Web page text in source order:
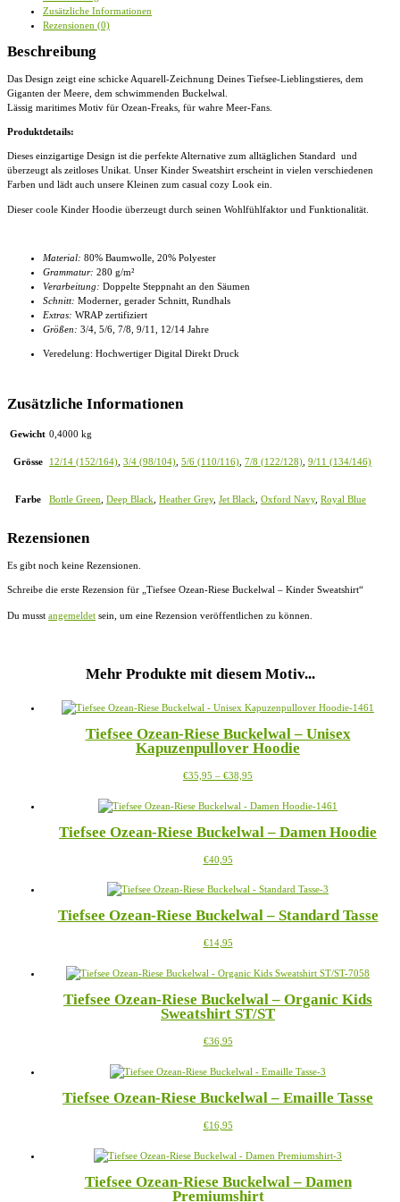
Sweatshirt
Zusätzliche Informationen
Rezensionen (0)
Beschreibung
Das Design zeigt eine schicke Aquarell-Zeichnung Deines Tiefsee-Lieblingstieres, dem
Giganten der Meere, dem schwimmenden Buckelwal.
Lässig maritimes Motiv für Ozean-Freaks, für wahre Meer-Fans.
Produktdetails:
Dieses einzigartige Design ist die perfekte Alternative zum alltäglichen Standard und
überzeugt als zeitloses Unikat. Unser Kinder Sweatshirt erscheint in vielen verschiedenen
Farben und lädt auch unsere Kleinen zum casual cozy Look ein.
Dieser coole Kinder Hoodie überzeugt durch seinen Wohlfühlfaktor und Funktionalität.
Material: 80% Baumwolle, 20% Polyester
Grammatur: 280 g/m²
Verarbeitung: Doppelte Steppnaht an den Säumen
Schnitt: Moderner, gerader Schnitt, Rundhals
Extras: WRAP zertifiziert
Größen: 3/4, 5/6, 7/8, 9/11, 12/14 Jahre
Veredelung: Hochwertiger Digital Direkt Druck
Zusätzliche Informationen
Gewicht 0,4000 kg
Grösse 12/14 (152/164), 3/4 (98/104), 5/6 (110/116), 7/8 (122/128), 9/11 (134/146)
Farbe Bottle Green, Deep Black, Heather Grey, Jet Black, Oxford Navy, Royal Blue
Rezensionen
Es gibt noch keine Rezensionen.
Schreibe die erste Rezension für „Tiefsee Ozean-Riese Buckelwal – Kinder Sweatshirt“
Du musst angemeldet sein, um eine Rezension veröffentlichen zu können.
Mehr Produkte mit diesem Motiv...
Tiefsee Ozean-Riese Buckelwal – Unisex
Kapuzenpullover Hoodie
€35,95 – €38,95
bis
weist
Varianten
können
der
Tiefsee Ozean-Riese Buckelwal – Damen Hoodie
€40,95Dieses
weist
Varianten
Die
können
der
Produktseite
werden
Tiefsee Ozean-Riese Buckelwal – Standard Tasse
€14,95Dieses
weist
Varianten
auf.
Optionen
auf
Produktseite
werden
Tiefsee Ozean-Riese Buckelwal – Organic Kids
Sweatshirt ST/ST
€36,95Dieses
weist
Varianten
Die
können
der
Produktseite
Tiefsee Ozean-Riese Buckelwal – Emaille Tasse
€16,95Dieses
weist
Varianten
auf.
Tiefsee Ozean-Riese Buckelwal – Damen
Premiumshirt